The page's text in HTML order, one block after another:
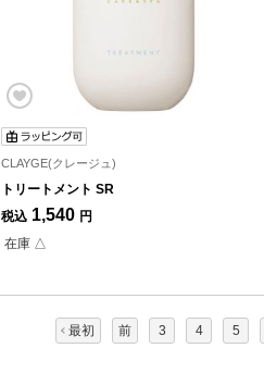
CLAYGE(クレージュ)
トリートメント SR
税込 1,540 円
在庫 △
最初 前 3 4 5